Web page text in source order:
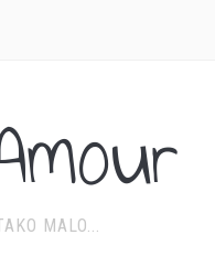
MALO...